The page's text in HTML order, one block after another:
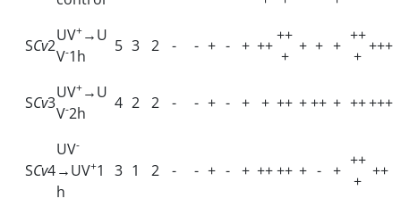
SCv2
UV+→U
V-1h
5 3 2 - - + - + ++
++
+
+ + +
++
+
+++
SCv3
UV+→U
V-2h
4 2 2 - - + - + + ++ + ++ + +++++
SCv4
UV-
→UV+1
h
3 1 2 - - + - + ++++ + - +
++
+
++